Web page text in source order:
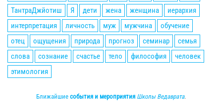
ТантраДжйотиш
Я дети жена женщина
иерархия
интерпретация
личность муж мужчина
обучение
отец
ощущения природа прогноз семинар
семья
слова
сознание счастье тело философия
человек
этимология
Ближайшие события и мероприятия Школы Ведаврата.